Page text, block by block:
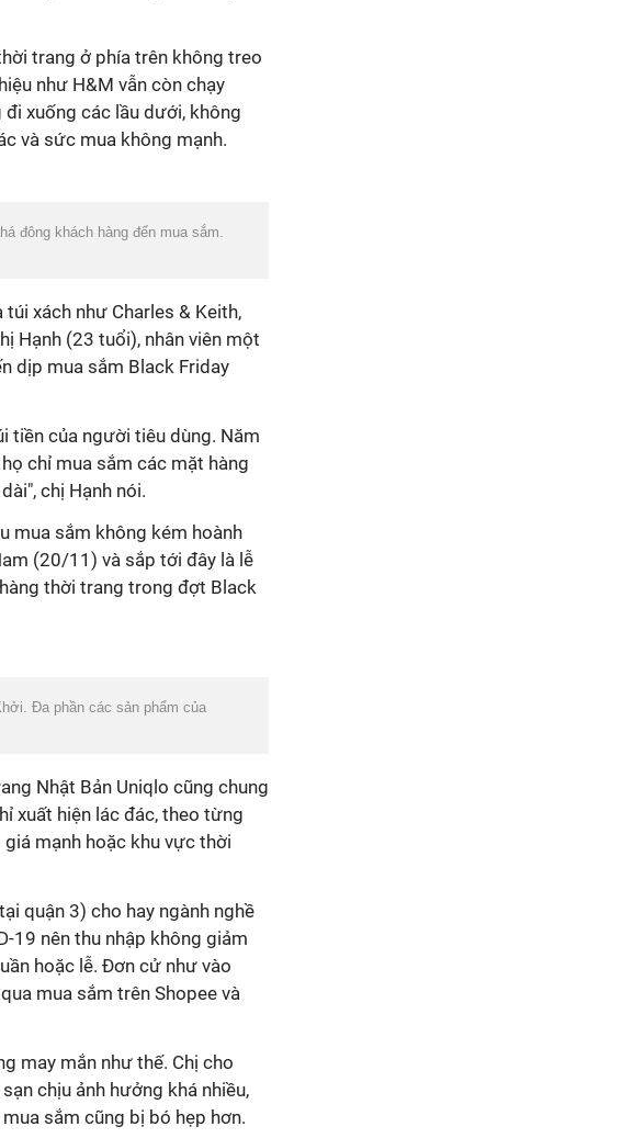
trang ở phía trên không treo
như H&M vẫn còn chạy
xuống các lầu dưới, không
và sức mua không mạnh.
đông khách hàng đến mua sắm.
xách như Charles & Keith,
Hạnh (23 tuổi), nhân viên một
dịp mua sắm Black Friday
tiền của người tiêu dùng. Năm
chỉ mua sắm các mặt hàng
chị Hạnh nói.
mua sắm không kém hoành
(20/11) và sắp tới đây là lễ
thời trang trong đợt Black
Đa phần các sản phẩm của
Nhật Bản Uniqlo cũng chung
xuất hiện lác đác, theo từng
mạnh hoặc khu vực thời
quận 3) cho hay ngành nghề
19 nên thu nhập không giảm
hoặc lễ. Đơn cử như vào
mua sắm trên Shopee và
may mắn như thế. Chị cho
chịu ảnh hưởng khá nhiều,
sắm cũng bị bó hẹp hơn.